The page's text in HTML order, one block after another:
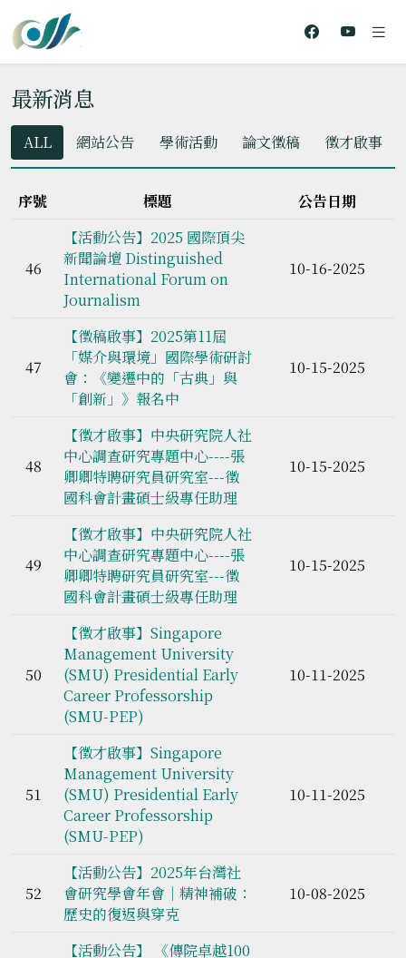
最新消息
ALL 網站公告 學術活動 論文徵稿 徵才啟事
序號 標題 公告日期
46
【活動公告】2025 國際頂尖
新聞論壇 Distinguished
International Forum on
Journalism
10-16-2025
47
【徵稿啟事】2025第11屆
「媒介與環境」國際學術研討
會：《變遷中的「古典」與
「創新」》報名中
10-15-2025
48
【徵才啟事】中央研究院人社
中心調查研究專題中心----張
卿卿特聘研究員研究室---徵
國科會計畫碩士級專任助理
10-15-2025
49
【徵才啟事】中央研究院人社
中心調查研究專題中心----張
卿卿特聘研究員研究室---徵
國科會計畫碩士級專任助理
10-15-2025
50
【徵才啟事】Singapore
Management University
(SMU) Presidential Early
Career Professorship
(SMU-PEP)
10-11-2025
51
【徵才啟事】Singapore
Management University
(SMU) Presidential Early
Career Professorship
(SMU-PEP)
10-11-2025
52
【活動公告】2025年台灣社
會研究學會年會│精神補破：
歷史的復返與穿克
10-08-2025
【活動公告】 《傳院卓越100